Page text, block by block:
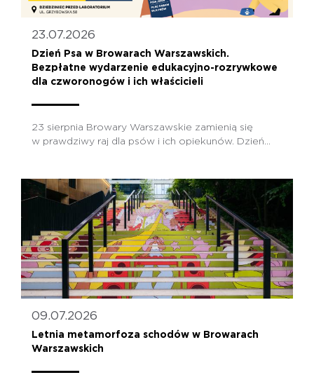
23.07.2026
Dzień Psa w Browarach Warszawskich.
Bezpłatne wydarzenie edukacyjno-rozrywkowe
dla czworonogów i ich właścicieli
23 sierpnia Browary Warszawskie zamienią się
w prawdziwy raj dla psów i ich opiekunów. Dzień...
09.07.2026
Letnia metamorfoza schodów w Browarach
Warszawskich